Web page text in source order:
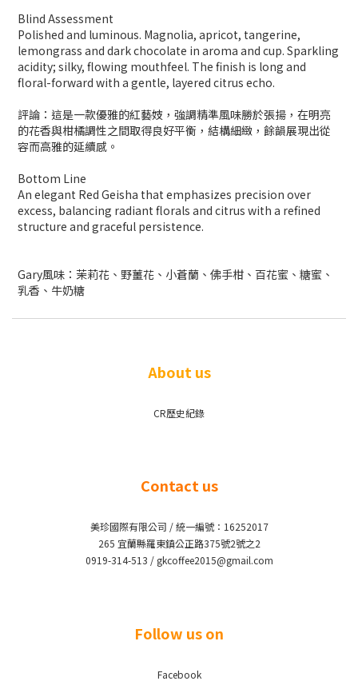
Blind Assessment
Polished and luminous. Magnolia, apricot, tangerine,
lemongrass and dark chocolate in aroma and cup. Sparkling
acidity; silky, flowing mouthfeel. The finish is long and
floral-forward with a gentle, layered citrus echo.
評論：這是一款優雅的紅藝妓，強調精準風味勝於張揚，在明亮
的花香與柑橘調性之間取得良好平衡，結構細緻，餘韻展現出從
容而高雅的延續感。
Bottom Line
An elegant Red Geisha that emphasizes precision over
excess, balancing radiant florals and citrus with a refined
structure and graceful persistence.
Gary風味：茉莉花、野薑花、小蒼蘭、佛手柑、百花蜜、糖蜜、
乳香、牛奶糖
About us
CR歷史紀錄
Contact us
美珍國際有限公司 / 統一編號：16252017
265 宜蘭縣羅東鎮公正路375號2號之2
0919-314-513 / gkcoffee2015@gmail.com
Follow us on
Facebook